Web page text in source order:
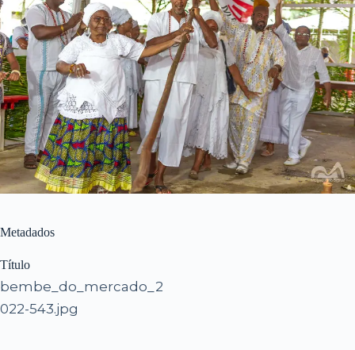
Metadados
Título
bembe_do_mercado_2
022-543.jpg